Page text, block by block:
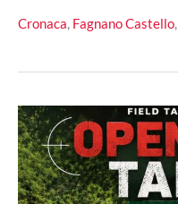
il
della
accende
il
dibattito
Cronaca, Fagnano Castello,